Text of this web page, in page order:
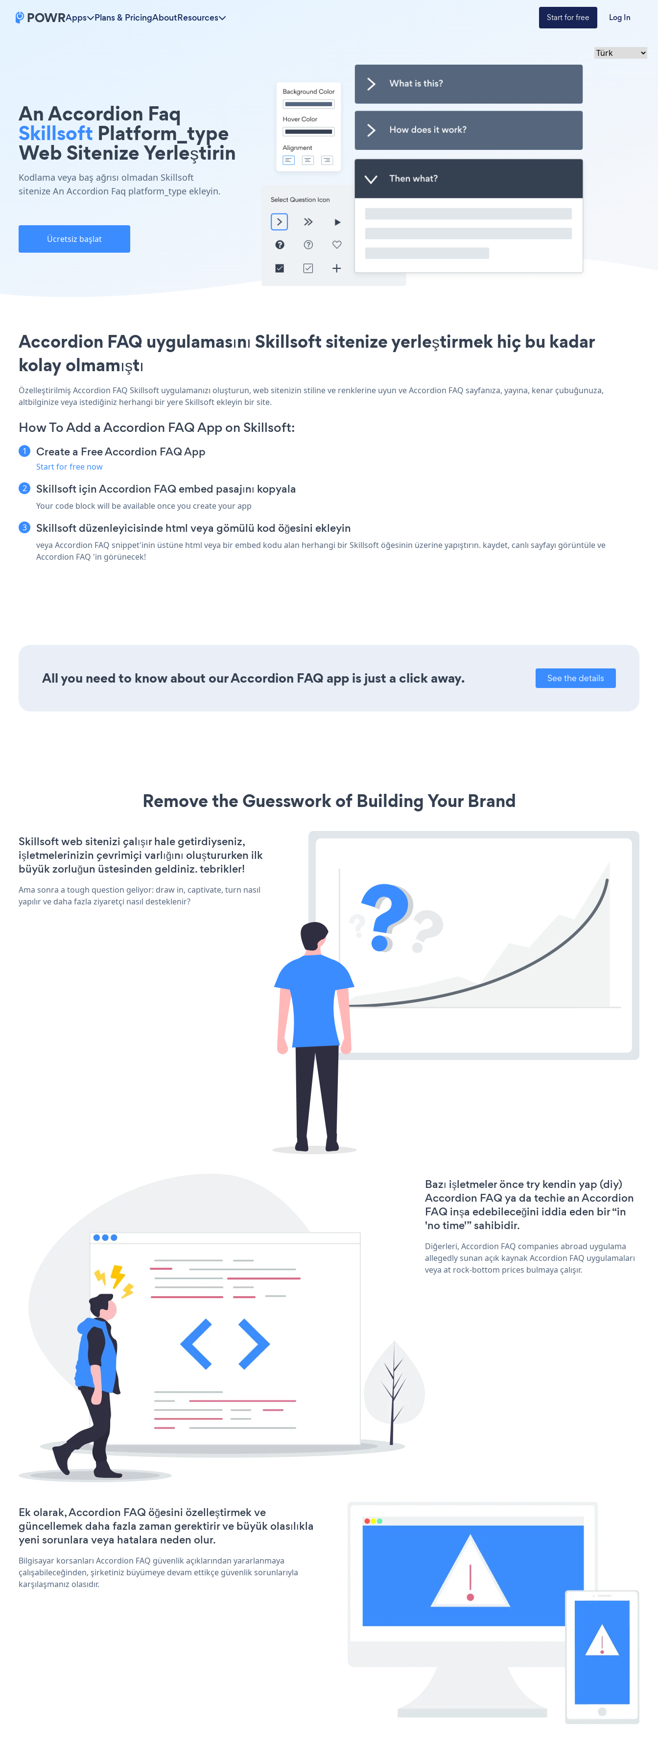
Apps Plans & PricingAboutResources Start for free Log In
An Accordion Faq
Skillsoft Platform_type
Web Sitenize Yerleştirin
Kodlama veya baş ağrısı olmadan Skillsoft
sitenize An Accordion Faq platform_type ekleyin.
Ücretsiz başlat
Accordion FAQ uygulamasını Skillsoft sitenize yerleştirmek hiç bu kadar
kolay olmamıştı
Özelleştirilmiş Accordion FAQ Skillsoft uygulamanızı oluşturun, web sitenizin stiline ve renklerine uyun ve Accordion FAQ sayfanıza, yayına, kenar çubuğunuza,
altbilginize veya istediğiniz herhangi bir yere Skillsoft ekleyin bir site.
How To Add a Accordion FAQ App on Skillsoft:
Create a Free Accordion FAQ App
Start for free now
Skillsoft için Accordion FAQ embed pasajını kopyala
Your code block will be available once you create your app
Skillsoft düzenleyicisinde html veya gömülü kod öğesini ekleyin
veya Accordion FAQ snippet'inin üstüne html veya bir embed kodu alan herhangi bir Skillsoft öğesinin üzerine yapıştırın. kaydet, canlı sayfayı görüntüle ve
Accordion FAQ 'in görünecek!
All you need to know about our Accordion FAQ app is just a click away. See the details
Remove the Guesswork of Building Your Brand
Skillsoft web sitenizi çalışır hale getirdiyseniz,
işletmelerinizin çevrimiçi varlığını oluştururken ilk
büyük zorluğun üstesinden geldiniz. tebrikler!
Ama sonra a tough question geliyor: draw in, captivate, turn nasıl
yapılır ve daha fazla ziyaretçi nasıl desteklenir?
Bazı işletmeler önce try kendin yap (diy)
Accordion FAQ ya da techie an Accordion
FAQ inşa edebileceğini iddia eden bir “in
'no time'” sahibidir.
Diğerleri, Accordion FAQ companies abroad uygulama
allegedly sunan açık kaynak Accordion FAQ uygulamaları
veya at rock-bottom prices bulmaya çalışır.
Ek olarak, Accordion FAQ öğesini özelleştirmek ve
güncellemek daha fazla zaman gerektirir ve büyük olasılıkla
yeni sorunlara veya hatalara neden olur.
Bilgisayar korsanları Accordion FAQ güvenlik açıklarından yararlanmaya
çalışabileceğinden, şirketiniz büyümeye devam ettikçe güvenlik sorunlarıyla
karşılaşmanız olasıdır.